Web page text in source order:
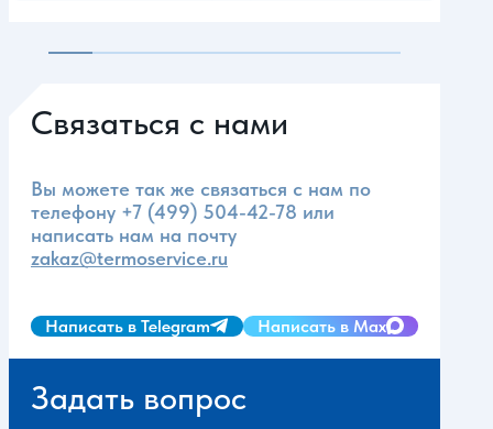
Связаться с нами
Вы можете так же связаться с нам по
телефону +7 (499) 504-42-78 или
написать нам на почту
zakaz@termoservice.ru
Написать в Telegram Написать в Max
Задать вопрос